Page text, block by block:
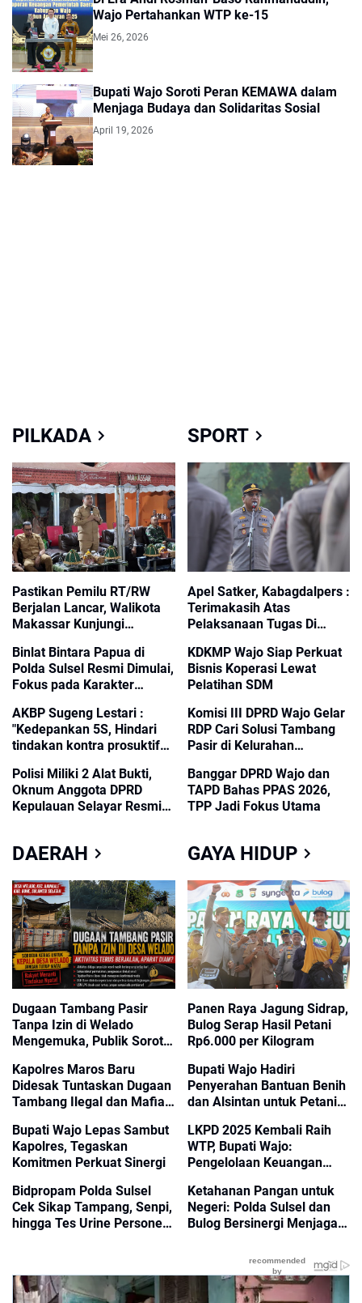
Wajo Pertahankan WTP ke-15
Mei 26, 2026
Bupati Wajo Soroti Peran KEMAWA dalam
Menjaga Budaya dan Solidaritas Sosial
April 19, 2026
PILKADA
Pastikan Pemilu RT/RW
Berjalan Lancar, Walikota
Makassar Kunjungi
Binlat Bintara Papua di
Polda Sulsel Resmi Dimulai,
Fokus pada Karakter
AKBP Sugeng Lestari :
"Kedepankan 5S, Hindari
tindakan kontra prosuktif
Polisi Miliki 2 Alat Bukti,
Oknum Anggota DPRD
Kepulauan Selayar Resmi
SPORT
Apel Satker, Kabagdalpers :
Terimakasih Atas
Pelaksanaan Tugas Di
Dengan Baik
KDKMP Wajo Siap Perkuat
Bisnis Koperasi Lewat
Pelatihan SDM
Komisi III DPRD Wajo Gelar
RDP Cari Solusi Tambang
Pasir di Kelurahan
Banggar DPRD Wajo dan
TAPD Bahas PPAS 2026,
TPP Jadi Fokus Utama
DAERAH
Dugaan Tambang Pasir
Tanpa Izin di Welado
Mengemuka, Publik Soroti
Kapolres Maros Baru
Didesak Tuntaskan Dugaan
Tambang Ilegal dan Mafia
Bupati Wajo Lepas Sambut
Kapolres, Tegaskan
Komitmen Perkuat Sinergi
Bidpropam Polda Sulsel
Cek Sikap Tampang, Senpi,
hingga Tes Urine Personel
GAYA HIDUP
Panen Raya Jagung Sidrap,
Bulog Serap Hasil Petani
Rp6.000 per Kilogram
Bupati Wajo Hadiri
Penyerahan Bantuan Benih
dan Alsintan untuk Petani
LKPD 2025 Kembali Raih
WTP, Bupati Wajo:
Pengelolaan Keuangan
Ketahanan Pangan untuk
Negeri: Polda Sulsel dan
Bulog Bersinergi Menjaga